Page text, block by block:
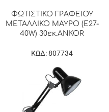
ΦΩΤΙΣΤΙΚΟ ΓΡΑΦΕΙΟΥ
ΜΕΤΑΛΛΙΚΟ ΜΑΥΡΟ (E27-
40W) 30εκ.ANKOR
ΚΩΔ: 807734